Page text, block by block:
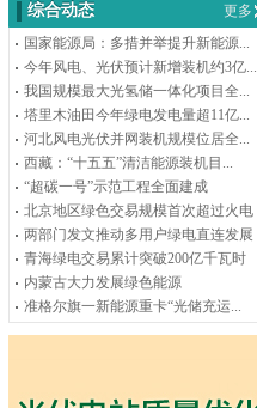
综合动态
更多
国家能源局：多措并举提升新能源...
今年风电、光伏预计新增装机约3亿...
我国规模最大光氢储一体化项目全...
塔里木油田今年绿电发电量超11亿...
河北风电光伏并网装机规模位居全...
西藏：“十五五”清洁能源装机目...
“超碳一号”示范工程全面建成
北京地区绿色交易规模首次超过火电
两部门发文推动多用户绿电直连发展
青海绿电交易累计突破200亿千瓦时
内蒙古大力发展绿色能源
准格尔旗一新能源重卡“光储充运...